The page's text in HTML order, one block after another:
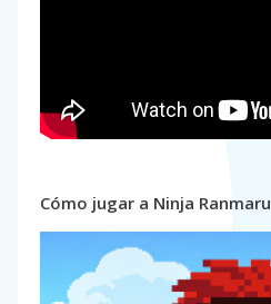
Cómo jugar a Ninja Ranmaru